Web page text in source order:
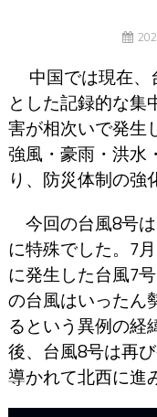
中国では現在、
とした記録的な集
害が相次いで発生
強風・豪雨・洪水
り、防災体制の強
今回の台風8号
に特殊でした。7
に発生した台風7
の台風はいったん
るという異例の経
後、台風8号は再
導かれて北西に進